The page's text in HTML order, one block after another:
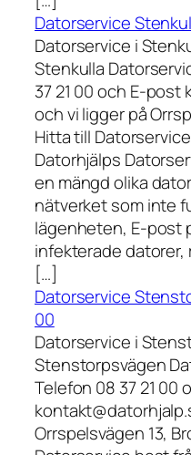
Datorservice
Datorservice i
Stenkulla
37 21 00 och E-
och vi ligger på
Hitta till
Datorhjälps
en mängd olika
nätverket som inte
lägenheten, E-post
infekterade datorer,
[…]
Datorservice
00
Datorservice i
Stenstorpsvägen
Telefon 08 37 21 00
Orrspelsvägen 13,